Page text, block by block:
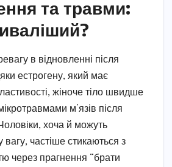
та травми:
в відновленні після
естрогену, який має
жіноче тіло швидше
м’язів після
хоча й можуть
вагу, частіше стикаються з
через прагнення “брати